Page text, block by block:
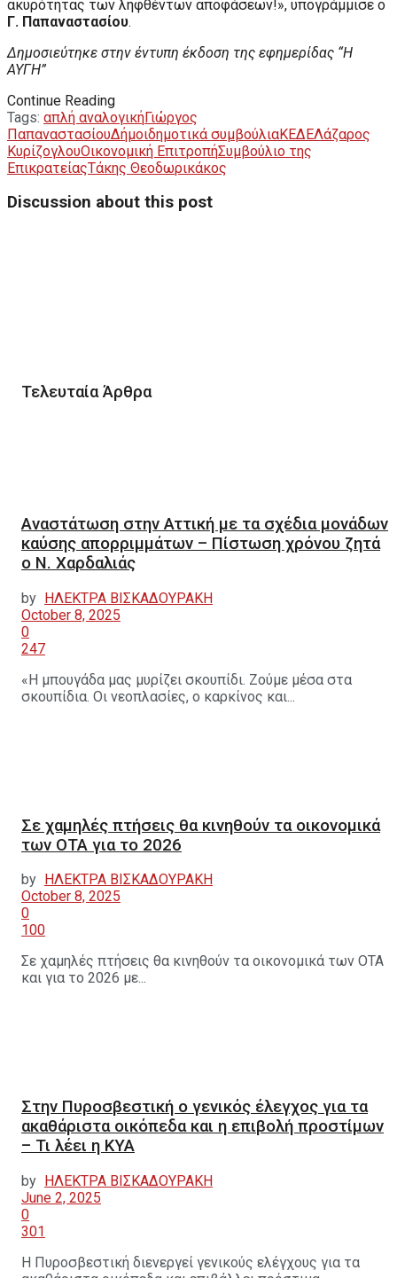
ακυρότητας των ληφθέντων αποφάσεων!», υπογράμμισε ο
Γ. Παπαναστασίου.
Δημοσιεύτηκε στην έντυπη έκδοση της εφημερίδας “Η
ΑΥΓΗ”
Continue Reading
Tags: απλή αναλογικήΓιώργος
ΠαπαναστασίουΔήμοιδημοτικά συμβούλιαΚΕΔΕΛάζαρος
ΚυρίζογλουΟικονομική ΕπιτροπήΣυμβούλιο της
ΕπικρατείαςΤάκης Θεοδωρικάκος
Discussion about this post
Τελευταία Άρθρα
Αναστάτωση στην Αττική με τα σχέδια μονάδων
καύσης απορριμμάτων – Πίστωση χρόνου ζητά
ο Ν. Χαρδαλιάς
by ΗΛΕΚΤΡΑ ΒΙΣΚΑΔΟΥΡΑΚΗ
October 8, 2025
0
247
«Η μπουγάδα μας μυρίζει σκουπίδι. Ζούμε μέσα στα
σκουπίδια. Οι νεοπλασίες, ο καρκίνος και...
Σε χαμηλές πτήσεις θα κινηθούν τα οικονομικά
των ΟΤΑ για το 2026
by
ΗΛΕΚΤΡΑ ΒΙΣΚΑΔΟΥΡΑΚΗ
October 8, 2025
0
100
Σε χαμηλές πτήσεις θα κινηθούν τα οικονομικά των ΟΤΑ
και για το 2026 με...
Στην Πυροσβεστική ο γενικός έλεγχος για τα
ακαθάριστα οικόπεδα και η επιβολή προστίμων
– Τι λέει η ΚΥΑ
by ΗΛΕΚΤΡΑ ΒΙΣΚΑΔΟΥΡΑΚΗ
June 2, 2025
0
301
Η Πυροσβεστική διενεργεί γενικούς ελέγχους για τα